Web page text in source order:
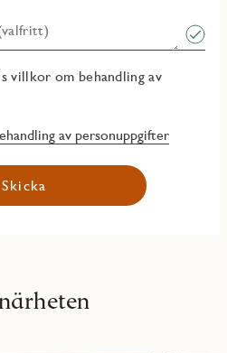
villkor om behandling av
av personuppgifter
Skicka